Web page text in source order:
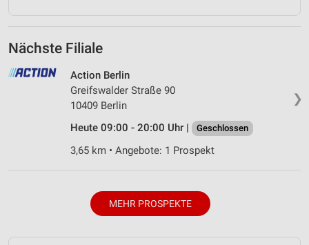
Nächste Filiale
❯
Action Berlin
Greifswalder Straße 90
10409 Berlin
Heute 09:00 - 20:00 Uhr |
Geschlossen
3,65 km • Angebote: 1 Prospekt
MEHR PROSPEKTE